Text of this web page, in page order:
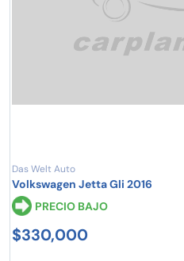
Das Welt Auto
Volkswagen Jetta Gli 2016
PRECIO BAJO
$330,000